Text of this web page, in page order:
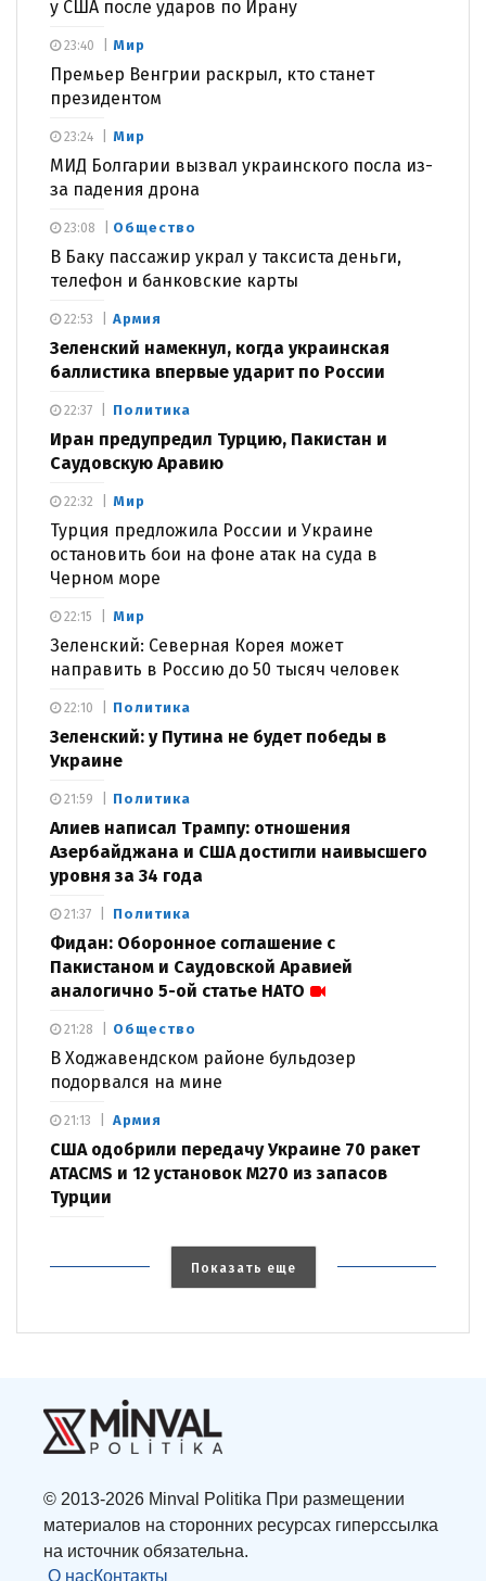
у США после ударов по Ирану
Мир
Премьер Венгрии раскрыл, кто станет
президентом
23:40
Мир
МИД Болгарии вызвал украинского посла из-
за падения дрона
23:24
Общество
В Баку пассажир украл у таксиста деньги,
телефон и банковские карты
23:08
Армия
Зеленский намекнул, когда украинская
баллистика впервые ударит по России
22:53
Политика
Иран предупредил Турцию, Пакистан и
Саудовскую Аравию
22:37
Мир
Турция предложила России и Украине
остановить бои на фоне атак на суда в
Черном море
22:32
Мир
Зеленский: Северная Корея может
направить в Россию до 50 тысяч человек
22:15
Политика
Зеленский: у Путина не будет победы в
Украине
22:10
Политика
Алиев написал Трампу: отношения
Азербайджана и США достигли наивысшего
уровня за 34 года
21:59
Политика
Фидан: Оборонное соглашение с
Пакистаном и Саудовской Аравией
аналогично 5-ой статье НАТО
21:37
Общество
В Ходжавендском районе бульдозер
подорвался на мине
21:28
Армия
США одобрили передачу Украине 70 ракет
ATACMS и 12 установок M270 из запасов
Турции
21:13
Показать еще
© 2013-2026 Minval Politika При размещении
материалов на сторонних ресурсах гиперссылка
на источник обязательна.
О насКонтакты